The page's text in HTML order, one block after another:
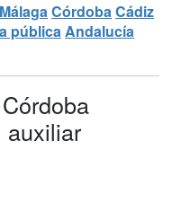
MálagaCórdobaCádiz
públicaAndalucía
auxiliar